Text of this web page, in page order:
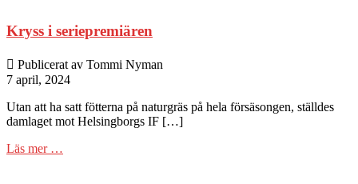
Kryss i seriepremiären
Publicerat av Tommi Nyman
7 april, 2024
Utan att ha satt fötterna på naturgräs på hela försäsongen, ställdes
damlaget mot Helsingborgs IF […]
Läs mer …